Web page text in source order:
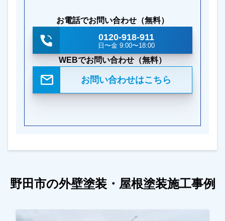
お電話でお問い合わせ（無料）
0120-918-911
日〜金 9:00〜18:00
WEBでお問い合わせ（無料）
お問い合わせはこちら
野田市の外壁塗装・屋根塗装施工事例